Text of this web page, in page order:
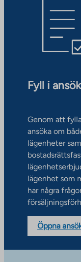
Fyll i
Genom att
ansöka om
lägenheter
lägenhet som
har några
Öppna